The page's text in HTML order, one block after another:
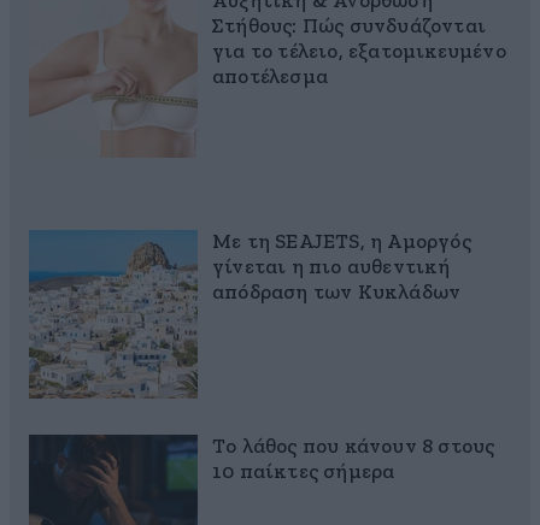
Στήθους: Πώς συνδυάζονται
για το τέλειο, εξατομικευμένο
αποτέλεσμα
Με τη SEAJETS, η Αμοργός
γίνεται η πιο αυθεντική
απόδραση των Κυκλάδων
Το λάθος που κάνουν 8 στους
10 παίκτες σήμερα